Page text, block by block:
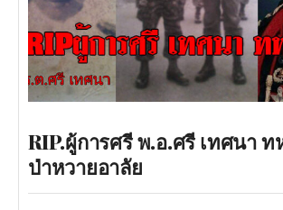
RIP.ผู้การศรี พ.อ.ศรี เทศนา
ป่าหวายอาลัย